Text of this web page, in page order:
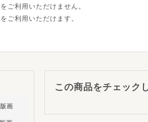
ご利用いただけません。
ご利用いただけます。
画
この商品をチェック